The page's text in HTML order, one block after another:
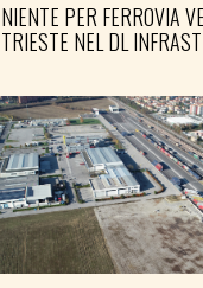
NIENTE PER FERROVIA
TRIESTE NEL DL